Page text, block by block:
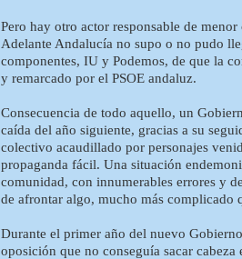
Pero hay otro actor responsable de
Adelante Andalucía no supo o no pudo
componentes, IU y Podemos, de que la
y remarcado por el PSOE andaluz.
Consecuencia de todo aquello, un
caída del año siguiente, gracias a su
colectivo acaudillado por personajes
propaganda fácil. Una situación
comunidad, con innumerables errores y
de afrontar algo, mucho más
Durante el primer año del nuevo
oposición que no conseguía sacar